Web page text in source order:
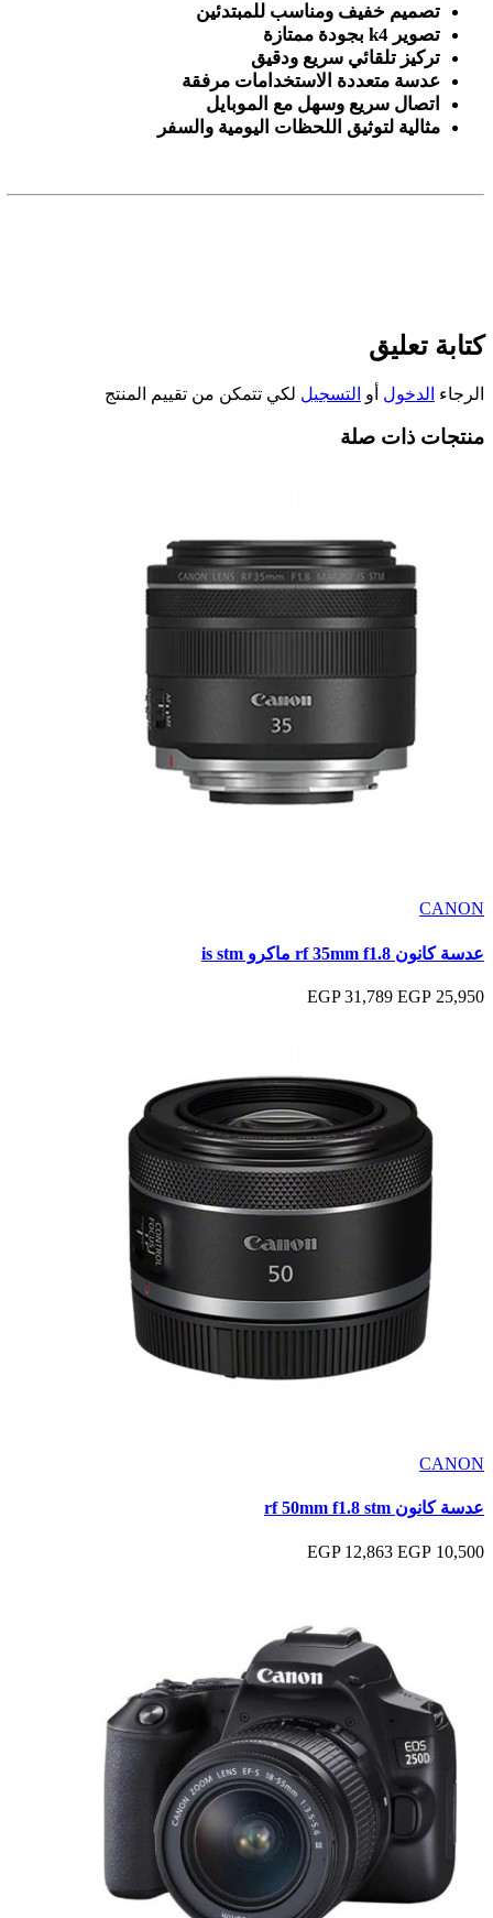
تصميم خفيف ومناسب للمبتدئين
تصوير 4
k بجودة ممتازة
تركيز تلقائي سريع ودقيق
عدسة متعددة الاستخدامات مرفقة
اتصال سريع وسهل مع الموبايل
مثالية لتوثيق اللحظات اليومية والسفر
كتابة تعليق
الرجاء الدخول أو التسجيل لكي تتمكن من تقييم المنتج
منتجات ذات صلة
CANON
عدسة كانون rf 35mm f1.8 ماكرو is stm
25,950 EGP
31,789 EGP
CANON
عدسة كانون rf 50mm f1.8 stm
10,500 EGP
12,863 EGP